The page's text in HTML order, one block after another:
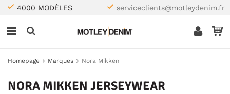
4000 MODÈLES serviceclients@motleydenim.fr
Homepage Marques Nora Mikken
NORA MIKKEN JERSEYWEAR